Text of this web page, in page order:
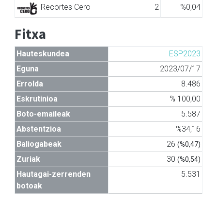
Recortes Cero
2 %0,04
Fitxa
Hauteskundea
ESP2023
Eguna
2023/07/17
Errolda
8.486
Eskrutinioa
% 100,00
Boto-emaileak
5.587
Abstentzioa
%34,16
Baliogabeak
26 (%0,47)
Zuriak 30 (%0,54)
Hautagai-zerrenden
botoak
5.531